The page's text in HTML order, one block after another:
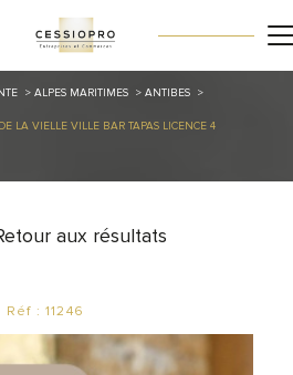
ALPES MARITIMES
ANTIBES
LA VIELLE VILLE BAR TAPAS LICENCE 4
aux résultats
Réf : 11246